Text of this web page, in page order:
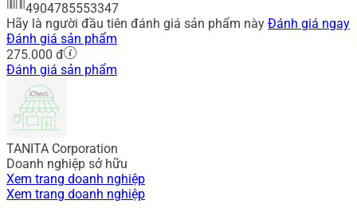
4904785553347
Hãy là người đầu tiên đánh giá sản phẩm này Đánh giá ngay
Đánh giá sản phẩm
275.000 đ
Đánh giá sản phẩm
TANITA Corporation
Doanh nghiệp sở hữu
Xem trang doanh nghiệp
Xem trang doanh nghiệp